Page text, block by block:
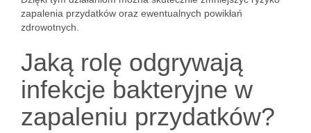
zapalenia przydatków oraz ewentualnych powikłań
zdrowotnych.
Jaką rolę odgrywają
infekcje bakteryjne w
zapaleniu przydatków?